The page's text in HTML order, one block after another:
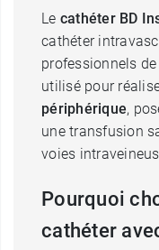
Le cathéter BD
cathéter
professionnels
utilisé pour
périphérique,
une transfusion
voies
Pourquoi
cathéter